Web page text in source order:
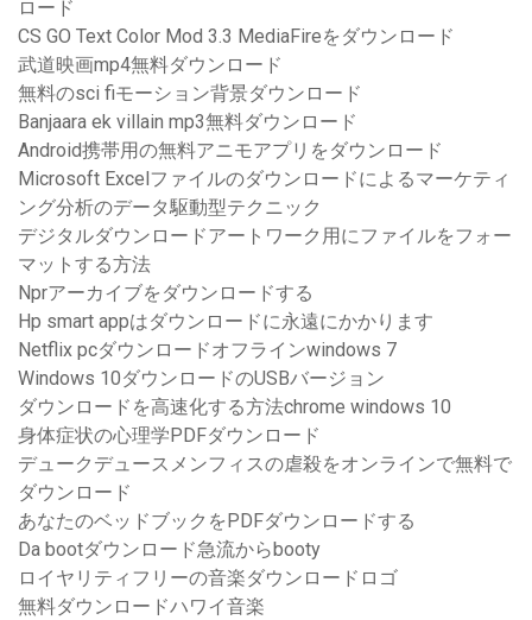
ロード
CS GO Text Color Mod 3.3 MediaFireをダウンロード
武道映画mp4無料ダウンロード
無料のsci fiモーション背景ダウンロード
Banjaara ek villain mp3無料ダウンロード
Android携帯用の無料アニモアプリをダウンロード
Microsoft Excelファイルのダウンロードによるマーケティ
ング分析のデータ駆動型テクニック
デジタルダウンロードアートワーク用にファイルをフォー
マットする方法
Nprアーカイブをダウンロードする
Hp smart appはダウンロードに永遠にかかります
Netflix pcダウンロードオフラインwindows 7
Windows 10ダウンロードのUSBバージョン
ダウンロードを高速化する方法chrome windows 10
身体症状の心理学PDFダウンロード
デュークデュースメンフィスの虐殺をオンラインで無料で
ダウンロード
あなたのベッドブックをPDFダウンロードする
Da bootダウンロード急流からbooty
ロイヤリティフリーの音楽ダウンロードロゴ
無料ダウンロードハワイ音楽